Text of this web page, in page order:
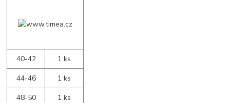
40-42
1 ks
44-46
1 ks
48-50
1 ks